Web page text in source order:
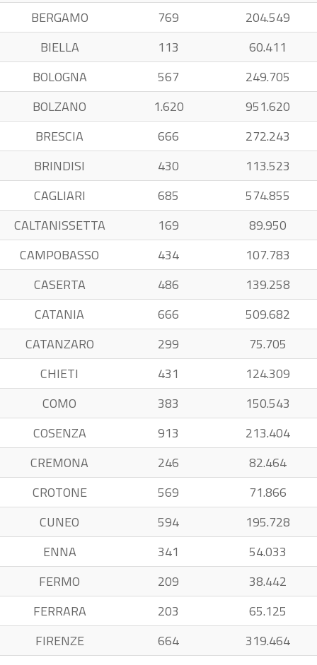
BERGAMO
769
204.549
BIELLA
113
60.411
BOLOGNA
567
249.705
BOLZANO
1.620
951.620
BRESCIA
666
272.243
BRINDISI
430
113.523
CAGLIARI
685
574.855
CALTANISSETTA
169
89.950
CAMPOBASSO
434
107.783
CASERTA
486
139.258
CATANIA
666
509.682
CATANZARO
299
75.705
CHIETI
431
124.309
COMO
383
150.543
COSENZA
913
213.404
CREMONA
246
82.464
CROTONE
569
71.866
CUNEO
594
195.728
ENNA
341
54.033
FERMO
209
38.442
FERRARA
203
65.125
FIRENZE
664
319.464